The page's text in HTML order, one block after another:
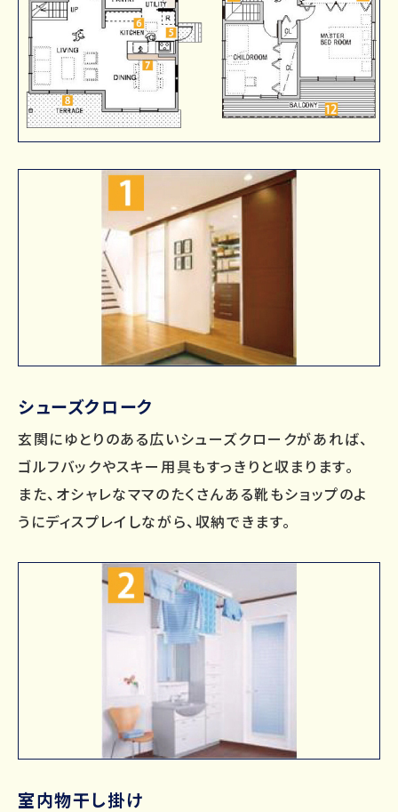
シューズクローク
玄関にゆとりのある広いシューズクロークがあれば、
ゴルフバックやスキー用具もすっきりと収まります。
また、オシャレなママのたくさんある靴もショップのよ
うにディスプレイしながら、収納できます。
室内物干し掛け